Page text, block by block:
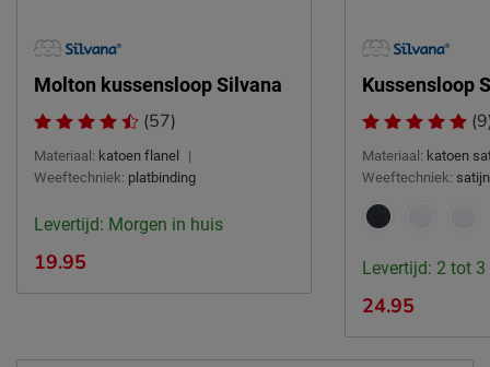
Goed om te weten
Garantie
2 jaar garantie volgens CBW
Leveranciersinformatie
Tolweg 43, 3851 SL, Ermelo,
Emailadres
info@duckydons.nl
Molton kussensloop Silvana
(57)
Materiaal: katoen flanel
|
Weeftechniek: platbinding
Levertijd: Morgen in huis
19.95
Kussensloop
Materiaal: katoen
Weeftechniek:
Levertijd: 2 tot 3
24.95